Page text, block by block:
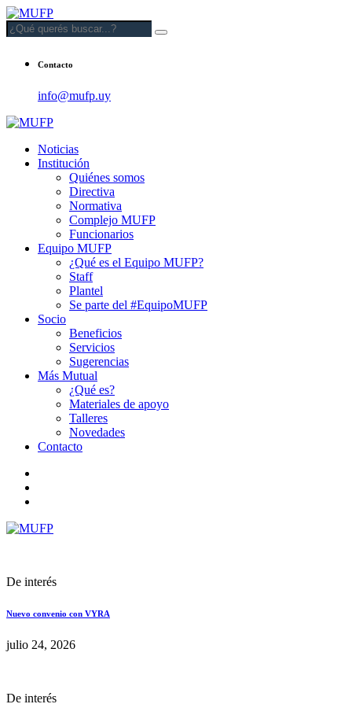
Contacto
info@mufp.uy
Noticias
Institución
Quiénes somos
Directiva
Normativa
Complejo MUFP
Funcionarios
Equipo MUFP
¿Qué es el Equipo MUFP?
Staff
Plantel
Se parte del #EquipoMUFP
Socio
Beneficios
Servicios
Sugerencias
Más Mutual
¿Qué es?
Materiales de apoyo
Talleres
Novedades
Contacto
De interés
Nuevo convenio con VYRA
julio 24, 2026
De interés